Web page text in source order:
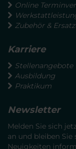
Online
Zubehör &
Karriere
Stellenangebote
Ausbildung
Praktikum
Newsletter
Melden Sie sich
an und bleiben
Neuigkeiten